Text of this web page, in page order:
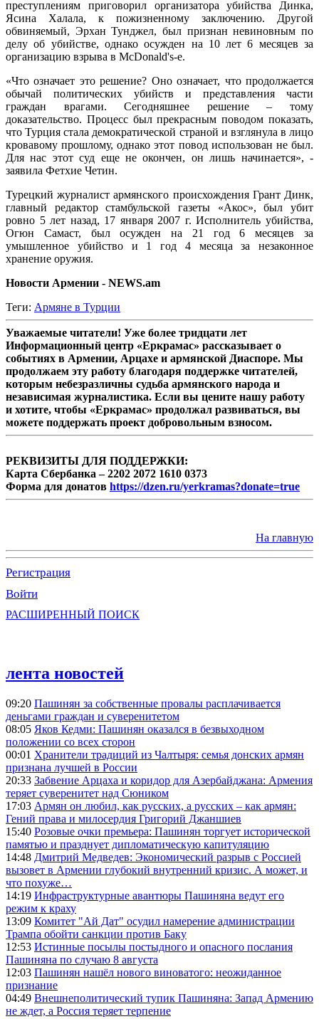
преступлениям приговорил организатора убийства Динка,
Ясина Халала, к пожизненному заключению. Другой
обвиняемый, Эрхан Тунджел, был признан невиновным по
делу об убийстве, однако осужден на 10 лет 6 месяцев за
организацию взрыва в McDonald's-е.
«Что означает это решение? Оно означает, что продолжается
обычай политических убийств и представления части
граждан врагами. Сегодняшнее решение – тому
доказательство. Процесс был прекрасным поводом показать,
что Турция стала демократической страной и взглянула в лицо
кровавому прошлому, однако этот повод использован не был.
Для нас этот суд еще не окончен, он лишь начинается», -
заявила Фетхие Четин.
Турецкий журналист армянского происхождения Грант Динк,
главный редактор стамбульской газеты «Акос», был убит
ровно 5 лет назад, 17 января 2007 г. Исполнитель убийства,
Огюн Самаст, был осужден на 21 год 6 месяцев за
умышленное убийство и 1 год 4 месяца за незаконное
хранение оружия.
Новости Армении - NEWS.am
Теги: Армяне в Турции
Уважаемые читатели! Уже более тридцати лет
Информационный центр «Еркрамас» рассказывает о
событиях в Армении, Арцахе и армянской Диаспоре. Мы
продолжаем эту работу благодаря поддержке читателей,
которым небезразличны судьба армянского народа и
независимая журналистика. Если вы цените нашу работу
и хотите, чтобы «Еркрамас» продолжал развиваться, вы
можете поддержать проект добровольным взносом.
РЕКВИЗИТЫ ДЛЯ ПОДДЕРЖКИ:
Карта Сбербанка – 2202 2072 1610 0373
Форма для донатов https://dzen.ru/yerkramas?donate=true
На главную
Регистрация
Войти
РАСШИРЕННЫЙ ПОИСК
лента новостей
09:20 Пашинян за собственные провалы расплачивается
деньгами граждан и суверенитетом
08:05 Яков Кедми: Пашинян оказался в безвыходном
положении со всех сторон
00:01 Хранители традиций из Чалтыря: семья донских армян
признана лучшей в России
20:33 Забвение Арцаха и коридор для Азербайджана: Армения
теряет суверенитет над Сюником
17:03 Армян он любил, как русских, а русских – как армян:
Гений права и милосердия Григорий Джаншиев
15:40 Розовые очки премьера: Пашинян торгует исторической
памятью и празднует дипломатическую капитуляцию
14:48 Дмитрий Медведев: Экономический разрыв с Россией
вызовет в Армении глубокий внутренний кризис. А может, и
что похуже…
14:19 Инфраструктурные авантюры Пашиняна ведут его
режим к краху
13:09 Комитет "Ай Дат" осудил намерение администрации
Трампа обойти санкции против Баку
12:53 Истинные посылы постыдного и опасного послания
Пашиняна по случаю 8 августа
12:03 Пашинян нашёл нового виноватого: неожиданное
признание
04:49 Внешнеполитический тупик Пашиняна: Запад Армению
не ждет, а Россия теряет терпение